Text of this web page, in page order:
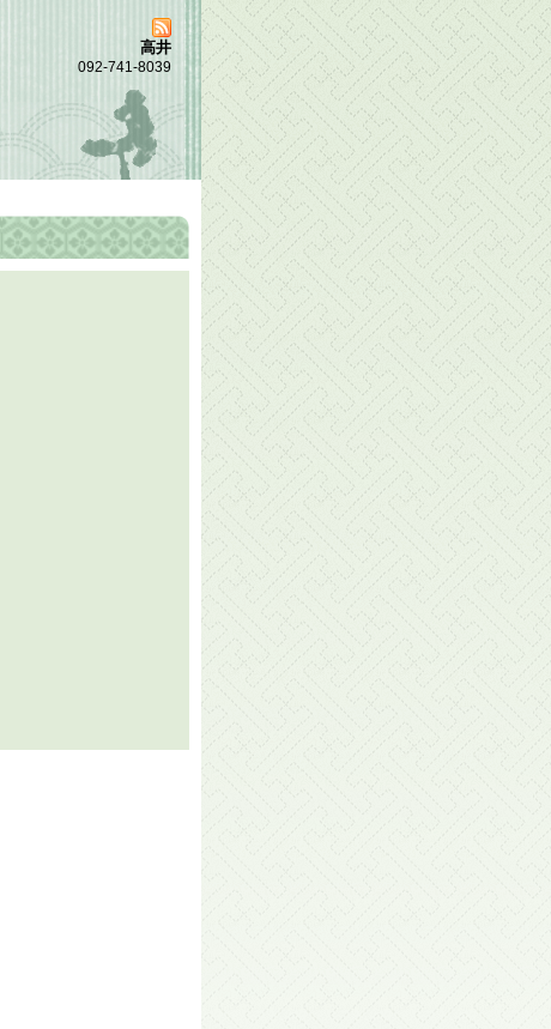
高井
092-741-8039